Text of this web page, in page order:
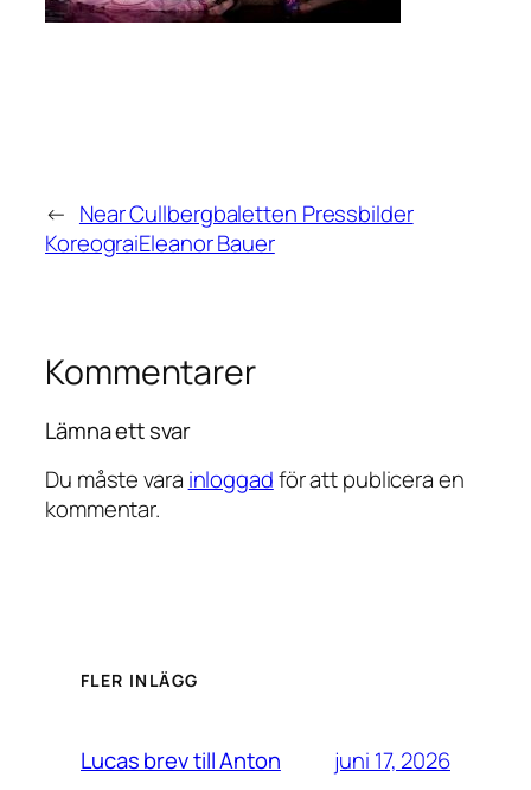
← Near Cullbergbaletten Pressbilder
KoreograiEleanor Bauer
Kommentarer
Lämna ett svar
Du måste vara inloggadför att publicera en
kommentar.
FLER INLÄGG
Lucas brev till Anton juni 17, 2026